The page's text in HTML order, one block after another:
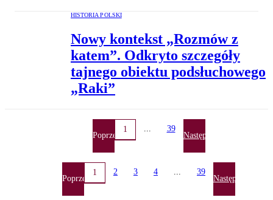
HISTORIA POLSKI
Nowy kontekst „Rozmów z
katem”. Odkryto szczegóły
tajnego obiektu podsłuchowego
„Raki”
Poprzednia
1 39
Następna
Poprzednia
1 2 3 4 39
Następna